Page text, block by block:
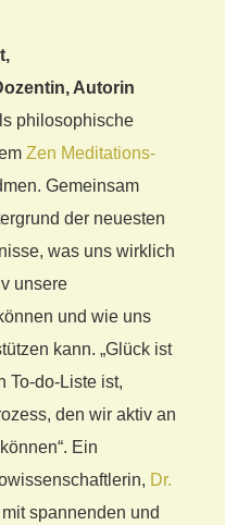
Autorin
philosophische
Zen Meditations-
Gemeinsam
der neuesten
was uns wirklich
unsere
und wie uns
kann. „Glück ist
To-do-Liste ist,
den wir aktiv an
Ein
Dr.
spannenden und